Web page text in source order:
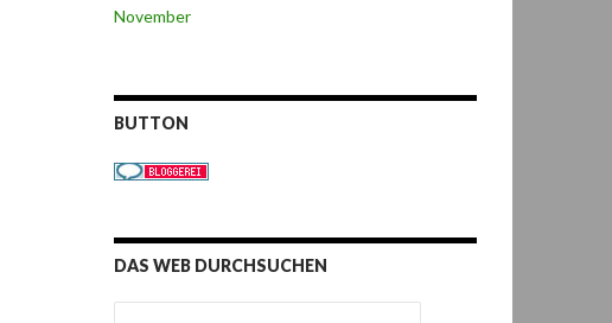
November
BUTTON
DAS WEB DURCHSUCHEN